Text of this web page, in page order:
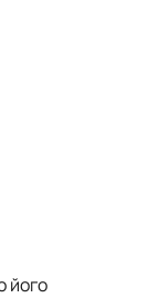
його